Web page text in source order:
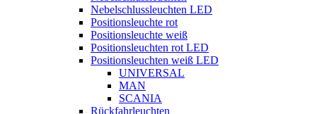
Nebelschlussleuchten LED
Positionsleuchte rot
Positionsleuchte weiß
Positionsleuchten rot LED
Positionsleuchten weiß LED
UNIVERSAL
MAN
SCANIA
Rückfahrleuchten